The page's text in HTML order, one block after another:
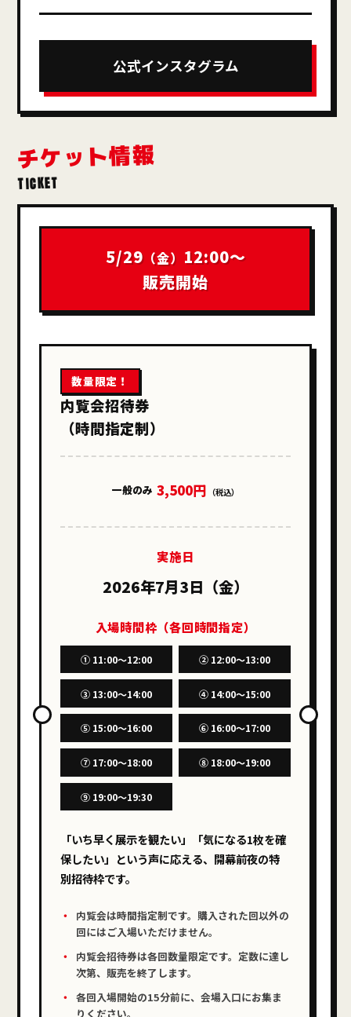
公式インスタグラム
チケット情報
TICKET
5/29（金） 12:00〜
販売開始
数量限定！
内覧会招待券
（時間指定制）
一般のみ 3,500円 （税込）
実施日
2026年7月3日（金）
入場時間枠（各回時間指定）
① 11:00〜12:00 ② 12:00〜13:00
③ 13:00〜14:00 ④ 14:00〜15:00
⑤ 15:00〜16:00 ⑥ 16:00〜17:00
⑦ 17:00〜18:00 ⑧ 18:00〜19:00
⑨ 19:00〜19:30
「いち早く展示を観たい」「気になる1枚を確
保したい」という声に応える、開幕前夜の特
別招待枠です。
内覧会は時間指定制です。購入された回以外の
回にはご入場いただけません。
内覧会招待券は各回数量限定です。定数に達し
次第、販売を終了します。
各回入場開始の15分前に、会場入口にお集ま
りください。